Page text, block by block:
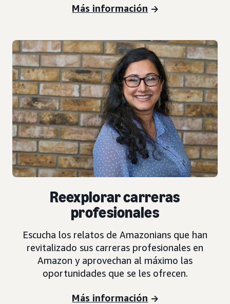
Más información
Reexplorar carreras
profesionales
Escucha los relatos de Amazonians que han
revitalizado sus carreras profesionales en
Amazon y aprovechan al máximo las
oportunidades que se les ofrecen.
Más información